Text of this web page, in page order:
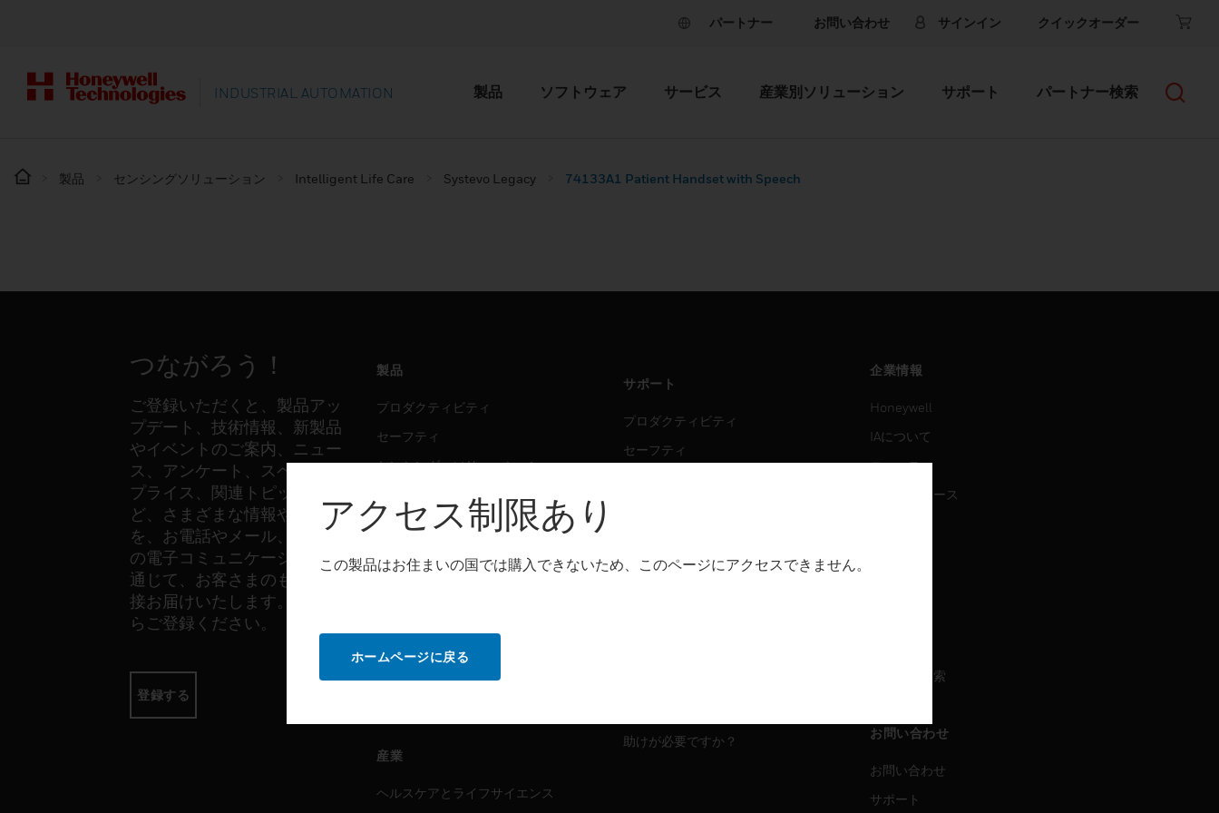
パートナー お問い合わせ サインイン クイックオーダー
INDUSTRIAL AUTOMATION 製品 ソフトウェア サービス 産業別ソリューション サポート パートナー検索
製品 センシングソリューション Intelligent Life Care Systevo Legacy 74133A1 Patient Handset with Speech
つながろう！
ご登録いただくと、製品アッ
プデート、技術情報、新製品
やイベントのご案内、ニュー
ス、アンケート、スペシャル
プライス、関連トピックな
ど、さまざまな情報やご案内
を、お電話やメール、その他
の電子コミュニケーションを
通じて、お客さまのもとへ直
接お届けいたします。以下か
らご登録ください。
登録する
製品
プロダクティビティ
セーフティ
センシング・ソリューション
ソフトウェア
プロダクティビティ
プロダクティビティ
産業
ヘルスケアとライフサイエンス
サポート
プロダクティビティ
セーフティ
プロダクティビティ
助けが必要ですか？
企業情報
Honeywell
IAについて
ニュース
プレスリリース
求人情報検索
お問い合わせ
お問い合わせ
サポート
アクセス制限あり
この製品はお住まいの国では購入できないため、このページにアクセスできません。
ホームページに戻る